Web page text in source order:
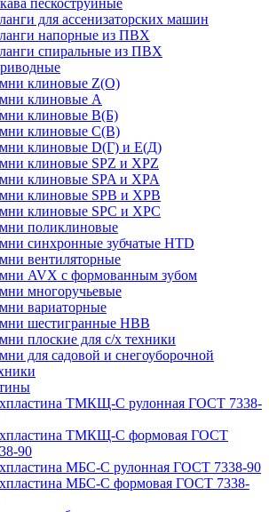
пескоструйные
для ассенизаторских машин
напорные из ПВХ
спиральные из ПВХ
клиновые Z(О)
клиновые А
клиновые В(Б)
клиновые С(В)
клиновые D(Г) и Е(Д)
клиновые SPZ и XPZ
клиновые SPA и XPA
клиновые SPB и XPB
клиновые SPC и XPC
поликлиновые
синхронные зубчатые HTD
вентиляторные
AVX с формованным зубом
многоручьевые
вариаторные
шестигранные HBB
плоские для с/х техники
для садовой и снегоуборочной
ТМКЩ-С рулонная ГОСТ 7338-
ТМКЩ-С формовая ГОСТ
90
МБС-С рулонная ГОСТ 7338-90
МБС-С формовая ГОСТ 7338-